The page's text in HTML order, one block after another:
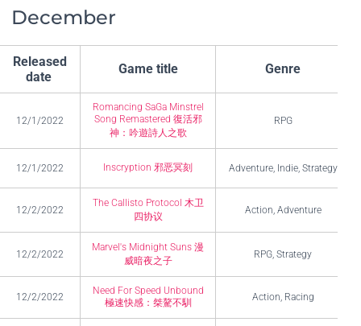
December
Released
date
Game title Genre
12/1/2022
Romancing SaGa Minstrel
Song Remastered 復活邪
神：吟遊詩人之歌
RPG
12/1/2022 Inscryption 邪恶冥刻 Adventure, Indie, Strategy
12/2/2022
The Callisto Protocol 木卫
四协议
Action, Adventure
12/2/2022
Marvel's Midnight Suns 漫
威暗夜之子
RPG, Strategy
12/2/2022
Need For Speed Unbound
極速快感：桀驁不馴
Action, Racing